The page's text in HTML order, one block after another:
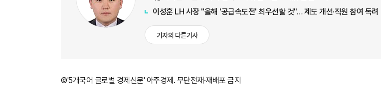
이성훈 LH 사장 "올해 '공급속도전' 최우선할 것"… 제도 개선·직원 참여 독려
기자의 다른기사
©'5개국어 글로벌 경제신문' 아주경제. 무단전재·재배포 금지